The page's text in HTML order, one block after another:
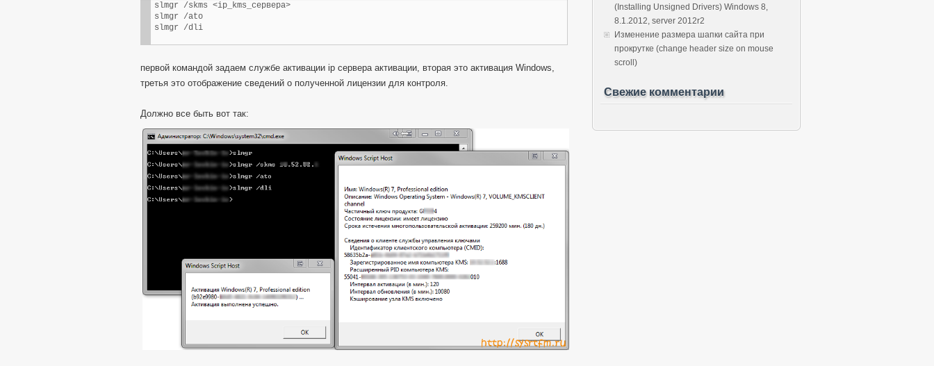
slmgr /skms <ip_kms_сервера>
slmgr /ato
slmgr /dli
первой командой задаем службе активации ip сервера активации, вторая это активация Windows,
третья это отображение сведений о полученной лицензии для контроля.
Должно все быть вот так:
(Installing Unsigned Drivers) Windows 8,
8.1.2012, server 2012r2
Изменение размера шапки сайта при
прокрутке (change header size on mouse
scroll)
Свежие комментарии